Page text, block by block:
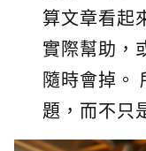
算文章看起
實際幫助，
隨時會掉。
題，而不只